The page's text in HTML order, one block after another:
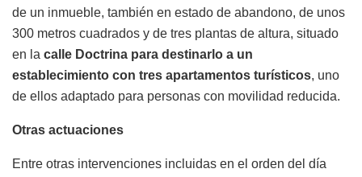
de un inmueble, también en estado de abandono, de unos
300 metros cuadrados y de tres plantas de altura, situado
en la calle Doctrina para destinarlo a un
establecimiento con tres apartamentos turísticos, uno
de ellos adaptado para personas con movilidad reducida.
Otras actuaciones
Entre otras intervenciones incluidas en el orden del día